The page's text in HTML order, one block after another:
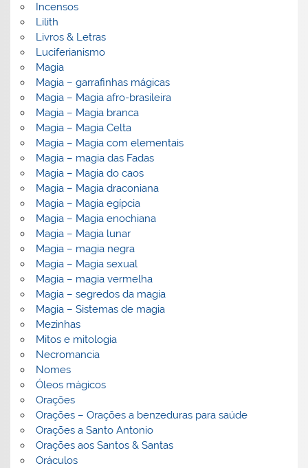
Incensos
Lilith
Livros & Letras
Luciferianismo
Magia
Magia – garrafinhas mágicas
Magia – Magia afro-brasileira
Magia – Magia branca
Magia – Magia Celta
Magia – Magia com elementais
Magia – magia das Fadas
Magia – Magia do caos
Magia – Magia draconiana
Magia – Magia egípcia
Magia – Magia enochiana
Magia – Magia lunar
Magia – magia negra
Magia – Magia sexual
Magia – magia vermelha
Magia – segredos da magia
Magia – Sistemas de magia
Mezinhas
Mitos e mitologia
Necromancia
Nomes
Óleos mágicos
Orações
Orações – Orações a benzeduras para saúde
Orações a Santo Antonio
Orações aos Santos & Santas
Oráculos